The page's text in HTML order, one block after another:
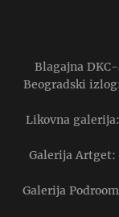
Blagajna
Beogradski
Likovna
Galerija Artget:
Galerija